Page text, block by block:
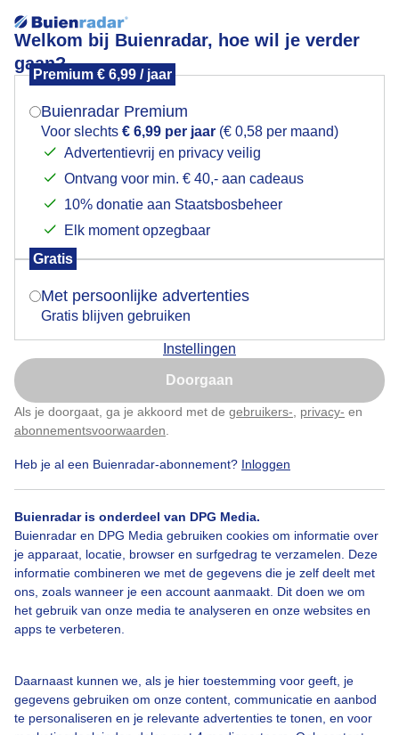
Welkom bij Buienradar, hoe wil je verder
gaan?
Premium € 6,99 / jaar
Buienradar Premium
Voor slechts € 6,99 per jaar (€ 0,58 per maand)
Advertentievrij en privacy veilig
Ontvang voor min. € 40,- aan cadeaus
10% donatie aan Staatsbosbeheer
Elk moment opzegbaar
Gratis
Met persoonlijke advertenties
Gratis blijven gebruiken
Instellingen
Doorgaan
Als je doorgaat, ga je akkoord met de gebruikers- privacy- en
abonnementsvoorwaarden
Heb je al een Buienradar-abonnement? Inloggen
Buienradar is onderdeel van DPG Media.
Buienradar en DPG Media gebruiken cookies om informatie over
je apparaat, locatie, browser en surfgedrag te verzamelen. Deze
informatie combineren we met de gegevens die je zelf deelt met
ons, zoals wanneer je een account aanmaakt. Dit doen we om
het gebruik van onze media te analyseren en onze websites en
apps te verbeteren.
Daarnaast kunnen we, als je hier toestemming voor geeft, je
gegevens gebruiken om onze content, communicatie en aanbod
te personaliseren en je relevante advertenties te tonen, en voor
in de polder
Door: Piet Grim
Bekijk slideshow
Een moment geduld aub...
Mogen we je locatie gebruiken voor het
Indien je hier nog geen akkoord op hebt gegeven,
verschijnt er zo een pop-up uit je browser waarin
Is goed, toon de popup
Nu niet, misschien later
Klik hierom dit aan te passen